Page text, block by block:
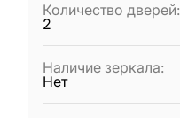
Количество дверей:
2
Наличие зеркала:
Нет